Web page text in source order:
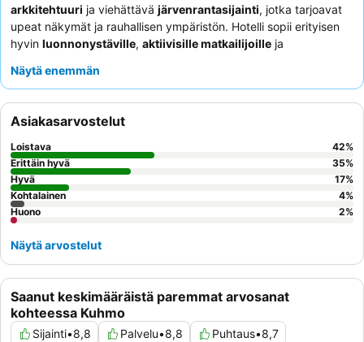
arkkitehtuuri ja viehättävä järvenrantasijainti, jotka tarjoavat
upeat näkymät ja rauhallisen ympäristön. Hotelli sopii erityisen
hyvin luonnonystäville, aktiivisille matkailijoille ja
perheille, jotka ovat kiinnostuneita ulkoilma-aktiviteeteista.
erityisesti aamiaisen, laatua ja laajaa retkivalikoimaa.
Parantaaksesi lomaasi harkitse aktiviteettien varaamista
etukäteen, sillä ne ovat suosittuja, ja huomioi, että jotkut huoneet
saattaisivat hyötyä viimeaikaisista remontoinneista
modernimman kokemuksen saavuttamiseksi.
Näytä enemmän
Saanut keskimääräistä paremmat arvosanat
kohteessa Kuhmo
Sijainti•8,8 Palvelu•8,8 Puhtaus•8,7
Asiakasarvostelut
Loistava 42%
Erittäin hyvä
35%
Hyvä
17%
Kohtalainen
4%
Huono
2%
Näytä arvostelut